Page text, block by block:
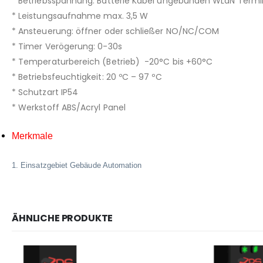
* Leistungsaufnahme max. 3,5 W
* Ansteuerung: öffner oder schließer NO/NC/COM
* Timer Verögerung: 0-30s
* Temperaturbereich (Betrieb) -20°C bis +60°C
* Betriebsfeuchtigkeit: 20 ºC – 97 ºC
* Schutzart IP54
* Werkstoff ABS/Acryl Panel
Merkmale
1. Einsatzgebiet Gebäude Automation
ÄHNLICHE PRODUKTE